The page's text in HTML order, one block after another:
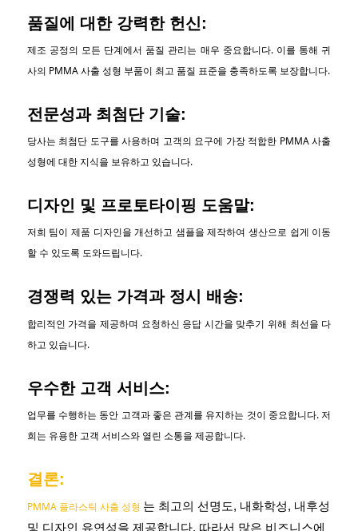
품질에 대한 강력한 헌신:
제조 공정의 모든 단계에서 품질 관리는 매우 중요합니다. 이를 통해 귀
사의 PMMA 사출 성형 부품이 최고 품질 표준을 충족하도록 보장합니다.
전문성과 최첨단 기술:
당사는 최첨단 도구를 사용하며 고객의 요구에 가장 적합한 PMMA 사출
성형에 대한 지식을 보유하고 있습니다.
디자인 및 프로토타이핑 도움말:
저희 팀이 제품 디자인을 개선하고 샘플을 제작하여 생산으로 쉽게 이동
할 수 있도록 도와드립니다.
경쟁력 있는 가격과 정시 배송:
합리적인 가격을 제공하며 요청하신 응답 시간을 맞추기 위해 최선을 다
하고 있습니다.
우수한 고객 서비스:
업무를 수행하는 동안 고객과 좋은 관계를 유지하는 것이 중요합니다. 저
희는 유용한 고객 서비스와 열린 소통을 제공합니다.
결론:
PMMA 플라스틱 사출 성형 는 최고의 선명도, 내화학성, 내후성
및 디자인 유연성을 제공합니다. 따라서 많은 비즈니스에